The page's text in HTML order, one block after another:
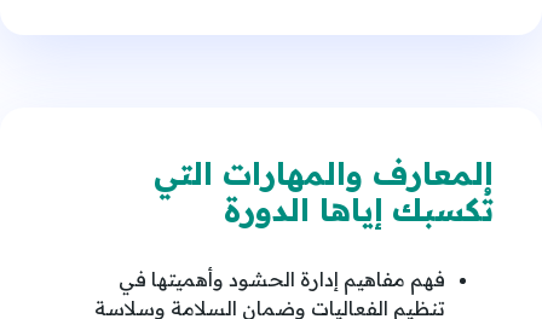
المعارف والمهارات التي
تُكسبك إياها الدورة
فهم مفاهيم إدارة الحشود وأهميتها في
تنظيم الفعاليات وضمان السلامة وسلاسة